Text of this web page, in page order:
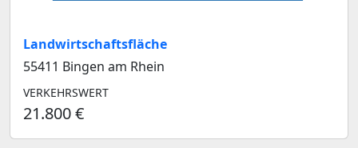
Landwirtschaftsfläche
55411 Bingen am Rhein
VERKEHRSWERT
21.800 €